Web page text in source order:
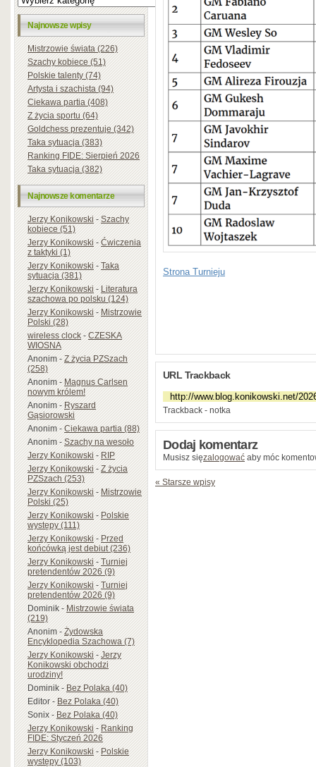
Najnowsze wpisy
Mistrzowie świata (226)
Szachy kobiece (51)
Polskie talenty (74)
Artysta i szachista (94)
Ciekawa partia (408)
Z życia sportu (64)
Goldchess prezentuje (342)
Taka sytuacja (383)
Ranking FIDE: Sierpień 2026
Taka sytuacja (382)
Najnowsze komentarze
Jerzy Konikowski-Szachy
kobiece (51)
Jerzy Konikowski-Ćwiczenia
z taktyki (1)
Jerzy Konikowski-Taka
sytuacja (381)
Jerzy Konikowski-Literatura
szachowa po polsku (124)
Jerzy Konikowski-Mistrzowie
Polski (28)
wireless clock-CZESKA
WIOSNA
Anonim-Z życia PZSzach
(258)
Anonim-Magnus Carlsen
nowym królem!
Anonim-Ryszard
Gąsiorowski
Anonim-Ciekawa partia (88)
Anonim-Szachy na wesoło
Jerzy Konikowski-RIP
Jerzy Konikowski-Z życia
PZSzach (253)
Jerzy Konikowski-Mistrzowie
Polski (25)
Jerzy Konikowski-Polskie
występy (111)
Jerzy Konikowski-Przed
końcówką jest debiut (236)
Jerzy Konikowski-Turniej
pretendentów 2026 (9)
Jerzy Konikowski-Turniej
pretendentów 2026 (9)
Dominik-Mistrzowie świata
(219)
Anonim-Żydowska
Encyklopedia Szachowa (7)
Jerzy Konikowski-Jerzy
Konikowski obchodzi
urodziny!
Dominik-Bez Polaka (40)
Editor-Bez Polaka (40)
Sonix-Bez Polaka (40)
Jerzy Konikowski-Ranking
FIDE: Styczeń 2026
Jerzy Konikowski-Polskie
występy (103)
Strona Turnieju
URL Trackback
Trackback - notka
Dodaj komentarz
Musisz sięzalogować aby móc
« Starsze wpisy